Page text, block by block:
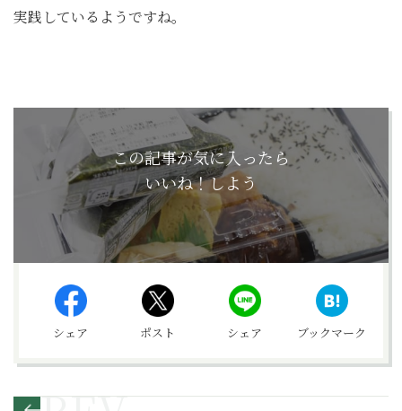
実践しているようですね。
この記事が気に入ったら
いいね！しよう
シェア ポスト シェア ブックマーク